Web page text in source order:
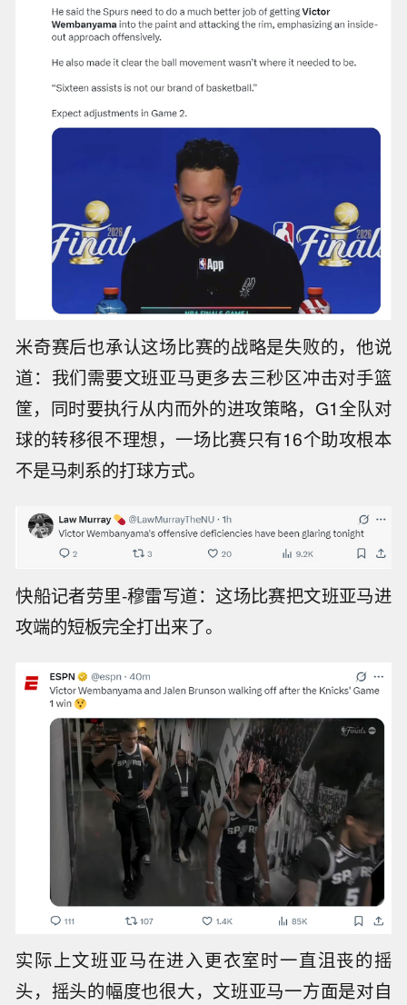
米奇赛后也承认这场比赛的战略是失败的，他说
道：我们需要文班亚马更多去三秒区冲击对手篮
筐，同时要执行从内而外的进攻策略，G1全队对
球的转移很不理想，一场比赛只有16个助攻根本
不是马刺系的打球方式。
快船记者劳里-穆雷写道：这场比赛把文班亚马进
攻端的短板完全打出来了。
实际上文班亚马在进入更衣室时一直沮丧的摇
头，摇头的幅度也很大，文班亚马一方面是对自